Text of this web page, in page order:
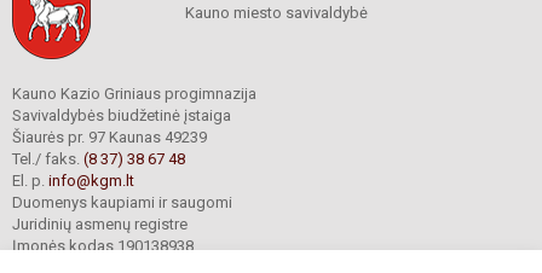
Kauno miesto savivaldybė
Kauno Kazio Griniaus progimnazija
Savivaldybės biudžetinė įstaiga
Šiaurės pr. 97 Kaunas 49239
Tel./ faks. (8 37) 38 67 48
El. p. info@kgm.lt
Duomenys kaupiami ir saugomi
Juridinių asmenų registre
Įmonės kodas 190138938